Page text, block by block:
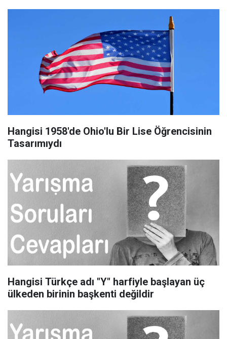
Hangisi 1958'de Ohio'lu Bir Lise Öğrencisinin
Tasarımıydı
Hangisi Türkçe adı "Y" harfiyle başlayan üç
ülkeden birinin başkenti değildir